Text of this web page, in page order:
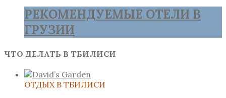
РЕКОМЕНДУЕМЫЕ ОТЕЛИ В
ГРУЗИИ
ЧТО ДЕЛАТЬ В ТБИЛИСИ
ОТДЫХ В ТБИЛИСИ